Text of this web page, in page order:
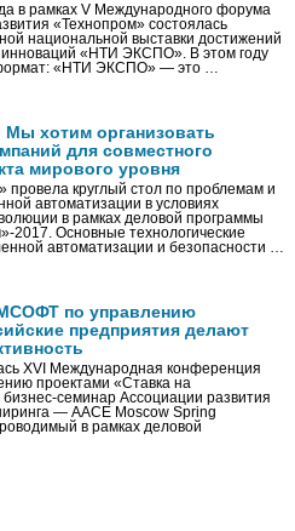
в рамках V Международного форума
«Технопром» состоялась
национальной выставки достижений
инноваций «НТИ ЭКСПО». В этом году
«НТИ ЭКСПО» — это …
хотим организовать
для совместного
мирового уровня
круглый стол по проблемам и
автоматизации в условиях
в рамках деловой программы
2017. Основные технологические
автоматизации и безопасности …
по управлению
предприятия делают
XVI Международная конференция
проектами «Ставка на
семинар Ассоциации развития
— AACE Moscow Spring
в рамках деловой